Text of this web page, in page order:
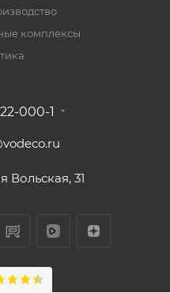
комплексы
000-1
Вольская, 31